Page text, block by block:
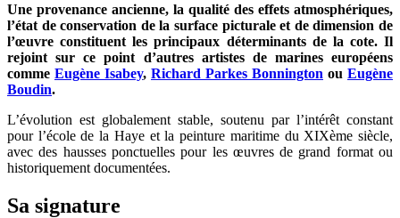
Une provenance ancienne, la qualité des effets atmosphériques,
l’état de conservation de la surface picturale et de dimension de
l’œuvre constituent les principaux déterminants de la cote. Il
rejoint sur ce point d’autres artistes de marines européens
comme Eugène Isabey, Richard Parkes Bonnington ou Eugène
Boudin.
L’évolution est globalement stable, soutenu par l’intérêt constant
pour l’école de la Haye et la peinture maritime du XIXème siècle,
avec des hausses ponctuelles pour les œuvres de grand format ou
historiquement documentées.
Sa signature